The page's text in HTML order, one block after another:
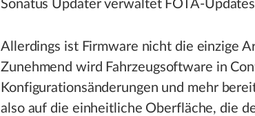
Sonatus Updater verwaltet FOTA-
Allerdings ist Firmware nicht die einzige
Zunehmend wird Fahrzeugsoftware in
Konfigurationsänderungen und mehr
also auf die einheitliche Oberfläche, die